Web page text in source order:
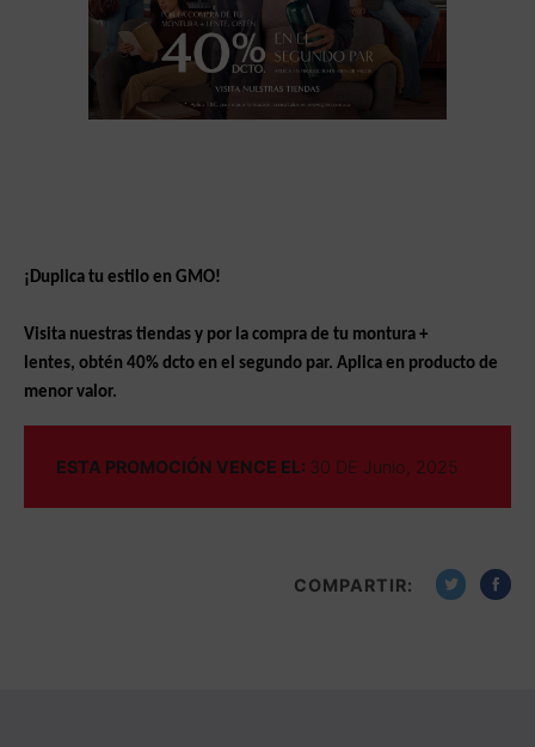
¡Duplica tu estilo en GMO!
Visita nuestras tiendas y por la compra de tu montura +
lentes, obtén 40% dcto en el segundo par. Aplica en producto de
menor valor.
ESTA PROMOCIÓN VENCE EL: 30 DE Junio, 2025
COMPARTIR: